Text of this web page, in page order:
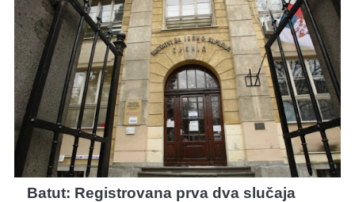
Batut: Registrovana prva dva slučaja